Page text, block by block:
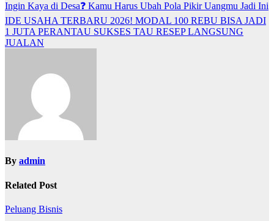
Ingin Kaya di Desa❓ Kamu Harus Ubah Pola Pikir Uangmu Jadi Ini
IDE USAHA TERBARU 2026! MODAL 100 REBU BISA JADI
1 JUTA PERANTAU SUKSES TAU RESEP LANGSUNG
JUALAN
By admin
Related Post
Peluang Bisnis